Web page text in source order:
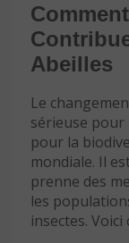
Abeilles
Le
sérieuse pour
pour la
mondiale. Il
prenne des
les
insectes.